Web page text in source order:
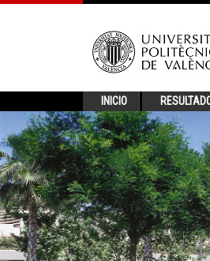
INICIO